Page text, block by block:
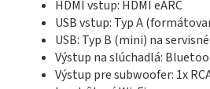
HDMI vstup: HDMI eARC
USB vstup: Typ A
USB: Typ B (mini) na
Výstup na slúchadlá:
Výstup pre subwoofer: 1x